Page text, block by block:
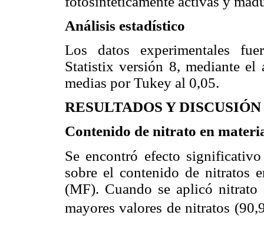
Análisis estadístico
Los datos experimentales
Statistix versión 8, mediante el
medias por Tukey al 0,05.
RESULTADOS Y DISCUSIÓN
Contenido de nitrato en
Se encontró efecto
sobre el contenido de nitratos
(MF). Cuando se aplicó
mayores valores de nitratos